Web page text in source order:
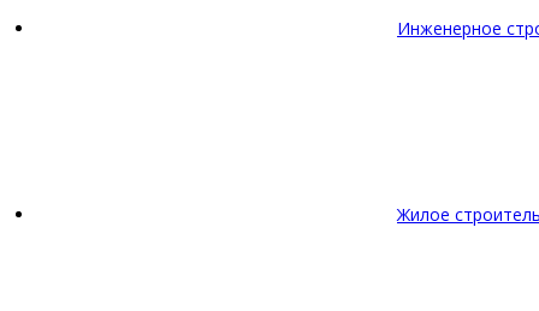
Инженерное
Жилое